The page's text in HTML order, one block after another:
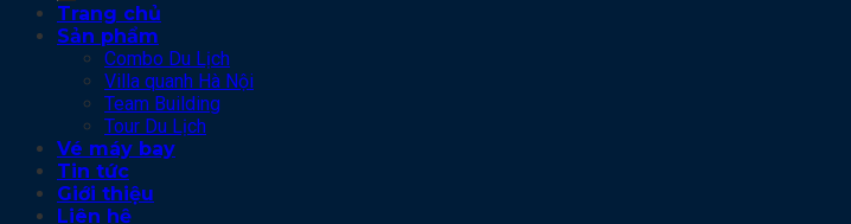
Trang chủ
Sản phẩm
Combo Du Lịch
Villa quanh Hà Nội
Team Building
Tour Du Lịch
Vé máy bay
Tin tức
Giới thiệu
Liên hệ